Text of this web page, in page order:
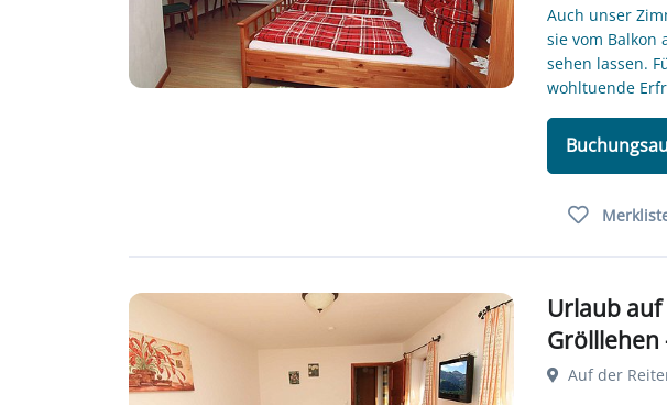
Auch unser
sie vom Balkon
sehen lassen.
wohltuende
Urlaub
Grölllehen
Auf der